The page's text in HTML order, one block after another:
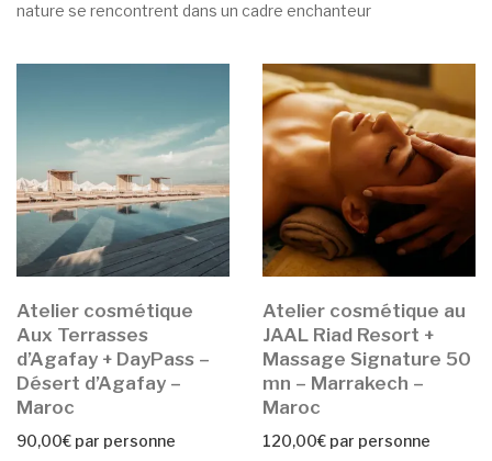
nature se rencontrent dans un cadre enchanteur
Atelier cosmétique
Aux Terrasses
d’Agafay + DayPass –
Désert d’Agafay –
Maroc
90,00€ par personne
Atelier cosmétique au
JAAL Riad Resort +
Massage Signature 50
mn – Marrakech –
Maroc
120,00€ par personne